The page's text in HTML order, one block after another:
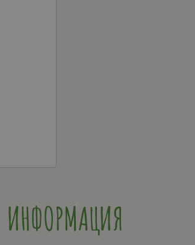
ИНФОРМАЦИЯ